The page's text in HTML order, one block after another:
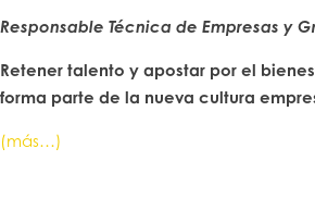
Responsable Técnica de Empresas y
Retener talento y apostar por el
forma parte de la nueva cultura
(más…)